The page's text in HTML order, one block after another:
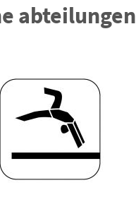
abteilungen